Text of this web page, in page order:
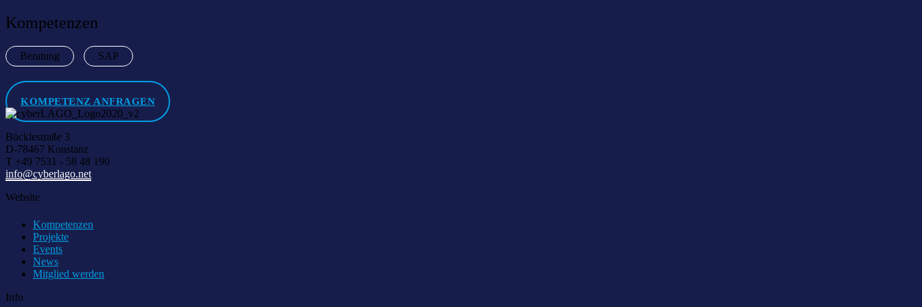
Kompetenzen
Beratung SAP
KOMPETENZ ANFRAGEN
Bücklestraße 3
D-78467 Konstanz
T +49 7531 - 58 48 190
info@cyberlago.net
Website
Kompetenzen
Projekte
Events
News
Mitglied werden
Info